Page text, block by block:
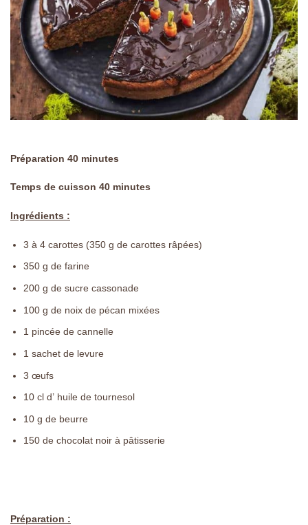
Préparation 40 minutes
Temps de cuisson 40 minutes
Ingrédients :
3 à 4 carottes (350 g de carottes râpées)
350 g de farine
200 g de sucre cassonade
100 g de noix de pécan mixées
1 pincée de cannelle
1 sachet de levure
3 œufs
10 cl d’ huile de tournesol
10 g de beurre
150 de chocolat noir à pâtisserie
Préparation :